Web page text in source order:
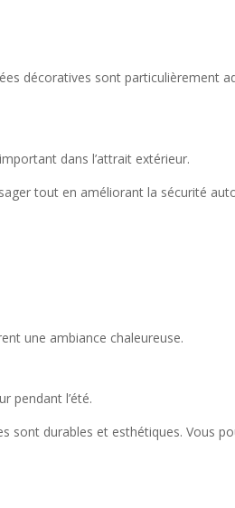
décoratives sont particulièrement
dans l’attrait extérieur.
tout en améliorant la sécurité
une ambiance chaleureuse.
pendant l’été.
sont durables et esthétiques. Vous